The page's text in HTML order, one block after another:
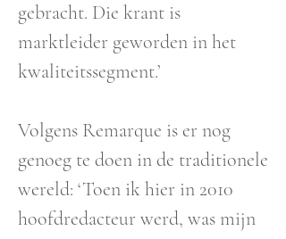
gebracht. Die krant is
marktleider geworden in het
kwaliteitssegment.’
Volgens Remarque is er nog
genoeg te doen in de traditionele
wereld: ‘Toen ik hier in 2010
hoofdredacteur werd, was mijn